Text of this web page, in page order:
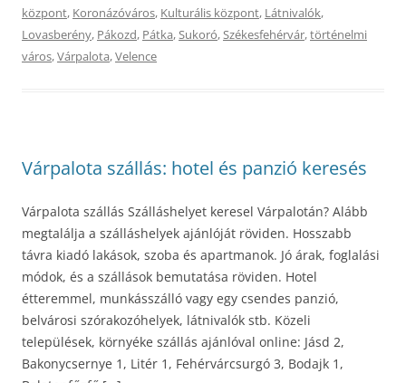
központ, Koronázóváros, Kulturális központ, Látnivalók,
Lovasberény, Pákozd, Pátka,Sukoró,Székesfehérvár,történelmi
város,Várpalota,Velence
Várpalota szállás: hotel és panzió keresés
Várpalota szállás Szálláshelyet keresel Várpalotán? Alább
megtalálja a szálláshelyek ajánlóját röviden. Hosszabb
távra kiadó lakások, szoba és apartmanok. Jó árak, foglalási
módok, és a szállások bemutatása röviden. Hotel
étteremmel, munkásszálló vagy egy csendes panzió,
belvárosi szórakozóhelyek, látnivalók stb. Közeli
települések, környéke szállás ajánlóval online: Jásd 2,
Bakonycsernye 1, Litér 1, Fehérvárcsurgó 3, Bodajk 1,